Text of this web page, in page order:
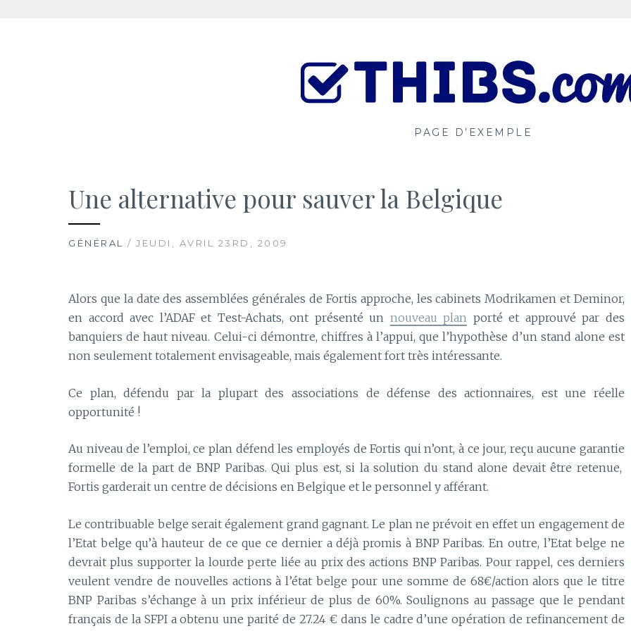
PAGE D’EXEMPLE
Une alternative pour sauver la Belgique
GÉNÉRAL / JEUDI, AVRIL 23RD, 2009
Alors que la date des assemblées générales de Fortis approche, les cabinets Modrikamen et Deminor,
en accord avec l’ADAF et Test-Achats, ont présenté un nouveau plan porté et approuvé par des
banquiers de haut niveau. Celui-ci démontre, chiffres à l’appui, que l’hypothèse d’un stand alone est
non seulement totalement envisageable, mais également fort très intéressante.
Ce plan, défendu par la plupart des associations de défense des actionnaires, est une réelle
opportunité !
Au niveau de l’emploi, ce plan défend les employés de Fortis qui n’ont, à ce jour, reçu aucune garantie
formelle de la part de BNP Paribas. Qui plus est, si la solution du stand alone devait être retenue,
Fortis garderait un centre de décisions en Belgique et le personnel y afférant.
Le contribuable belge serait également grand gagnant. Le plan ne prévoit en effet un engagement de
l’Etat belge qu’à hauteur de ce que ce dernier a déjà promis à BNP Paribas. En outre, l’Etat belge ne
devrait plus supporter la lourde perte liée au prix des actions BNP Paribas. Pour rappel, ces derniers
veulent vendre de nouvelles actions à l’état belge pour une somme de 68€/action alors que le titre
BNP Paribas s’échange à un prix inférieur de plus de 60%. Soulignons au passage que le pendant
français de la SFPI a obtenu une parité de 27.24 € dans le cadre d’une opération de refinancement de